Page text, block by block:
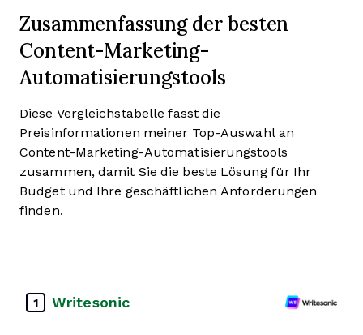
Zusammenfassung der besten
Content-Marketing-
Automatisierungstools
Diese Vergleichstabelle fasst die
Preisinformationen meiner Top-Auswahl an
Content-Marketing-Automatisierungstools
zusammen, damit Sie die beste Lösung für Ihr
Budget und Ihre geschäftlichen Anforderungen
finden.
1 Writesonic